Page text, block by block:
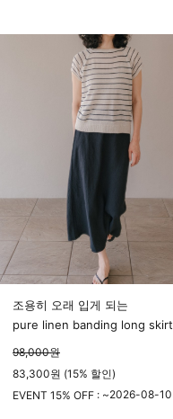
조용히 오래 입게 되는
pure linen banding long skirt
98,000원
83,300원 (15% 할인)
EVENT 15% OFF : ~2026-08-10